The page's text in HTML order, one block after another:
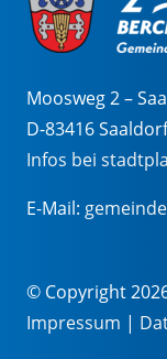
Moosweg 2 –
D-83416
Infos bei
E-Mail:
© Copyright
Impressum |